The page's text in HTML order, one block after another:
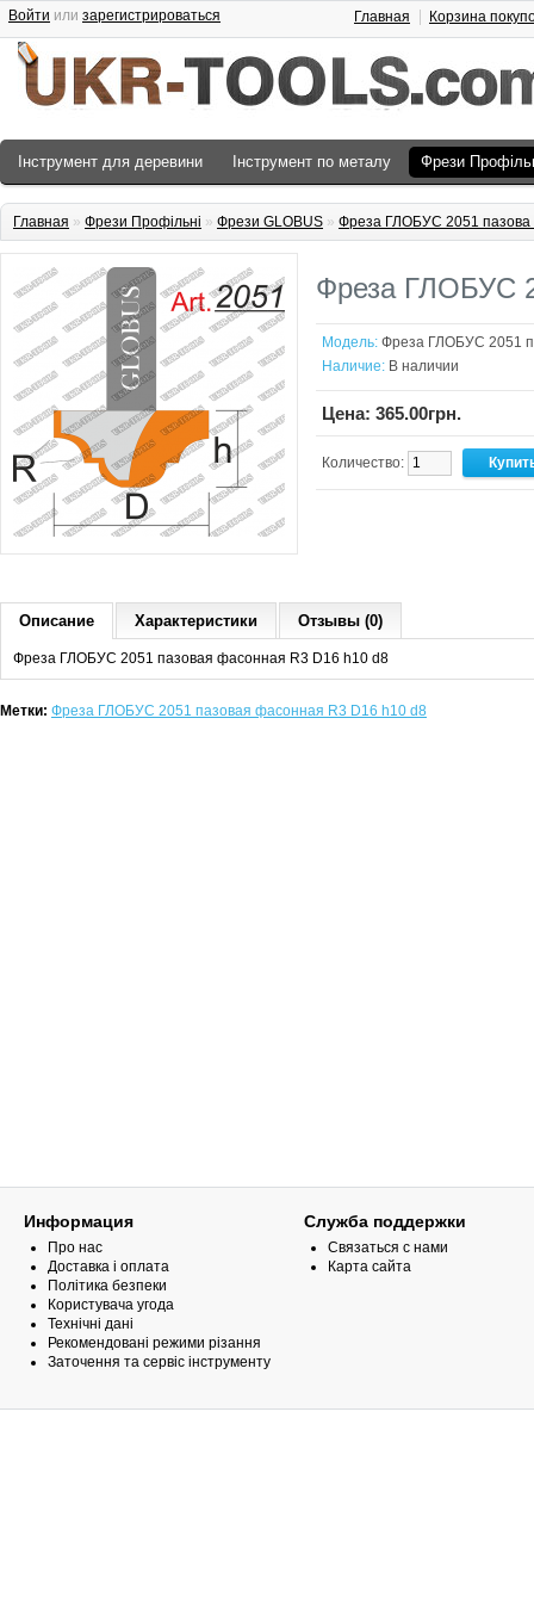
Войти или зарегистрироваться Главная Корзина
Інструмент для деревини Інструмент по металу Фрези
Главная » Фрези Профільні » Фрези GLOBUS » Фреза ГЛОБУС 2051
Фреза ГЛОБУС
Модель: Фреза ГЛОБУС 2051
Наличие: В наличии
Цена: 365.00грн.
Количество:
Описание Характеристики Отзывы (0)
Фреза ГЛОБУС 2051 пазовая фасонная R3 D16 h10 d8
Метки: Фреза ГЛОБУС 2051 пазовая фасонная R3 D16 h10 d8
Информация
Про нас
Доставка і оплата
Політика безпеки
Користувача угода
Технічні дані
Рекомендовані режими різання
Заточення та сервіс інструменту
Служба поддержки
Связаться с нами
Карта сайта